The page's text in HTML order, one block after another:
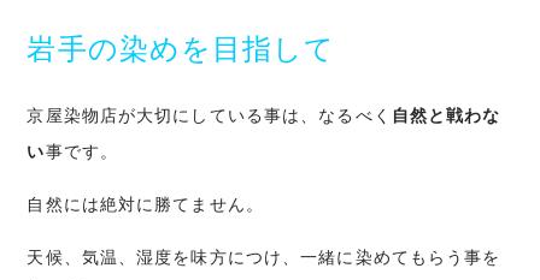
岩手の染めを目指して
京屋染物店が大切にしている事は、なるべく 自然と戦わな
い事です。
自然には絶対に勝てません。
天候、気温、湿度を味方につけ、一緒に染めてもらう事を